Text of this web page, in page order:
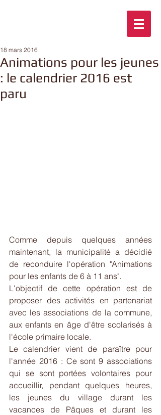
Animations pour les jeunes
: le calendrier 2016 est
paru
18 mars 2016
Comme depuis quelques années
maintenant, la municipalité a décidié
de reconduire l'opération "Animations
pour les enfants de 6 à 11 ans".
L'objectif de cette opération est de
proposer des activités en partenariat
avec les associations de la commune,
aux enfants en âge d'être scolarisés à
l'école primaire locale.
Le calendrier vient de paraître pour
l'année 2016 : Ce sont 9 associations
qui se sont portées volontaires pour
accueillir, pendant quelques heures,
les jeunes du village durant les
vacances de Pâques et durant les